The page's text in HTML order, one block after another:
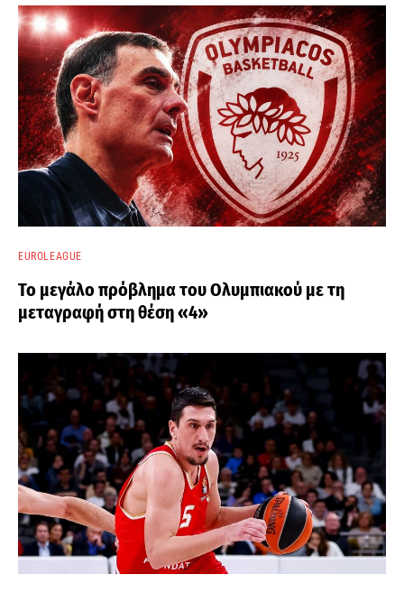
EUROLEAGUE
Το μεγάλο πρόβλημα του Ολυμπιακού με τη
μεταγραφή στη θέση «4»